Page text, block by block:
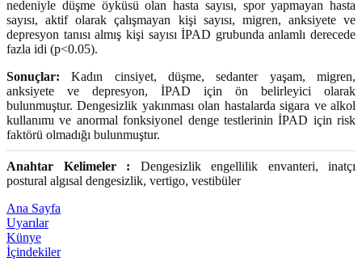
nedeniyle düşme öyküsü olan hasta sayısı, spor yapmayan hasta
sayısı, aktif olarak çalışmayan kişi sayısı, migren, anksiyete ve
depresyon tanısı almış kişi sayısı İPAD grubunda anlamlı derecede
fazla idi (p<0.05).
Sonuçlar: Kadın cinsiyet, düşme, sedanter yaşam, migren,
anksiyete ve depresyon, İPAD için ön belirleyici olarak
bulunmuştur. Dengesizlik yakınması olan hastalarda sigara ve alkol
kullanımı ve anormal fonksiyonel denge testlerinin İPAD için risk
faktörü olmadığı bulunmuştur.
Anahtar Kelimeler : Dengesizlik engellilik envanteri, inatçı
postural algısal dengesizlik, vertigo, vestibüler
Ana Sayfa
Uyarılar
Künye
İçindekiler